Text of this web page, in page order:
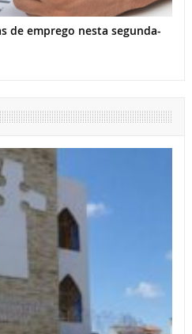
de emprego nesta segunda-